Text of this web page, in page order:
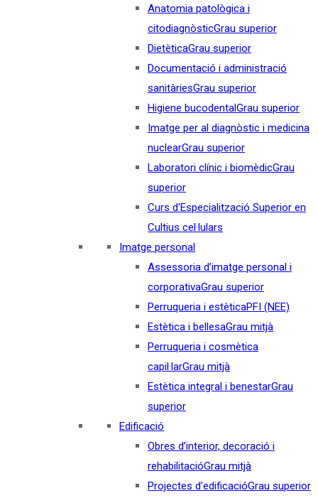
Anatomia patològica i
citodiagnòsticGrau superior
DietèticaGrau superior
Documentació i administració
sanitàriesGrau superior
Higiene bucodentalGrau superior
Imatge per al diagnòstic i medicina
nuclearGrau superior
Laboratori clínic i biomèdicGrau
superior
Curs d'Especialització Superior en
Cultius cel·lulars
Imatge personal
Assessoria d’imatge personal i
corporativaGrau superior
Perruqueria i estèticaPFI (NEE)
Estètica i bellesaGrau mitjà
Perruqueria i cosmètica
capil·larGrau mitjà
Estètica integral i benestarGrau
superior
Edificació
Obres d’interior, decoració i
rehabilitacióGrau mitjà
Projectes d’edificacióGrau superior